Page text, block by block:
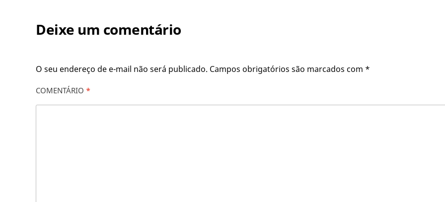
Deixe um comentário
O seu endereço de e-mail não será publicado. Campos obrigatórios são marcados com *
COMENTÁRIO *